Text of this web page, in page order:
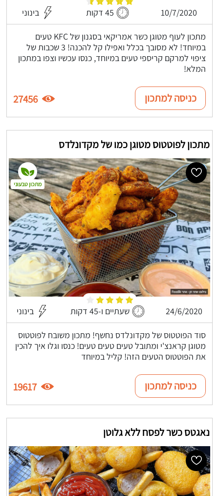
10/7/2020 45 דקות בינוני
מתכון לעוף מטוגן כשר אמריקאי בסגנון של KFC טעים
במיוחד! לא מסובך בכלל ואפילו קל להכנה! 3 שכבות של
ציפוי למרקם קריספי טעים במיוחד, כנסו עכשיו וצפו במתכון
המלא!
כניסה למתכון 27456
מתכון לפוטטוס מטוגן כמו של מקדונלדס
24/6/2020 שעתיים ו-45 דקות בינוני
סוד הפוטטוס של מקדונלדס נחשף! מתכון משובח לפוטטוס
מטוגן קראנצ'י ומתובל טעים טעים טעים! כנסו וגלו איך להכין
את הפוטטוס הטעים הזה! קליל במיוחד
מתכון טבעוני
כניסה למתכון 19617
נאגטס כשר לפסח ללא גלוטן